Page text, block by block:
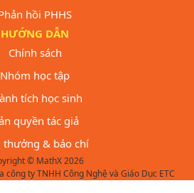
hồi PHHS
HƯỚNG DẪN
Chính sách
Nhóm học tập
tích học sinh
quyền tác giả
thưởng & báo chí
© MathX 2026
công ty TNHH Công Nghệ và Giáo Dục ETC